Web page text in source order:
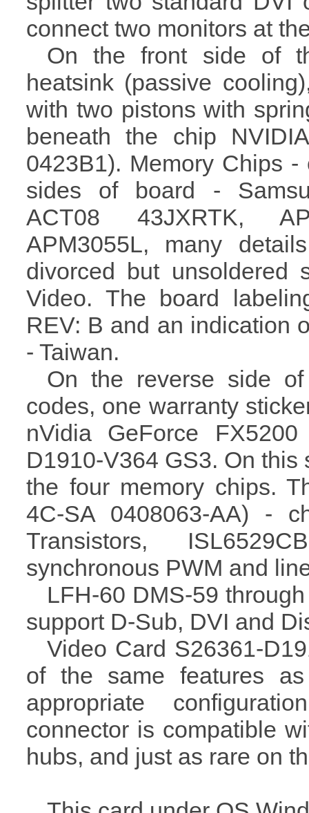
connect two monitors at
On the front side of
heatsink (passive
with two pistons with
beneath the chip
0423B1). Memory Chips
sides of board -
ACT08 43JXRTK,
APM3055L, many
divorced but unsoldered
Video. The board
REV: B and an indication
- Taiwan.
On the reverse side
codes, one warranty
nVidia GeForce
D1910-V364 GS3. On
the four memory chips.
4C-SA 0408063-AA) -
Transistors,
synchronous PWM and
LFH-60 DMS-59
support D-Sub, DVI and
Video Card S26361-
of the same features
appropriate
connector is compatible
hubs, and just as rare on